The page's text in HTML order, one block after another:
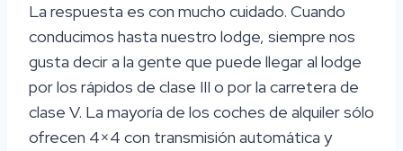
La respuesta es con mucho cuidado. Cuando
conducimos hasta nuestro lodge, siempre nos
gusta decir a la gente que puede llegar al lodge
por los rápidos de clase III o por la carretera de
clase V. La mayoría de los coches de alquiler sólo
ofrecen 4×4 con transmisión automática y